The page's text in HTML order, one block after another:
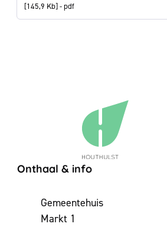
145,9 Kb pdf
Contact & openingsuren
Onthaal & info
AdresGemeentehuis
Markt 1